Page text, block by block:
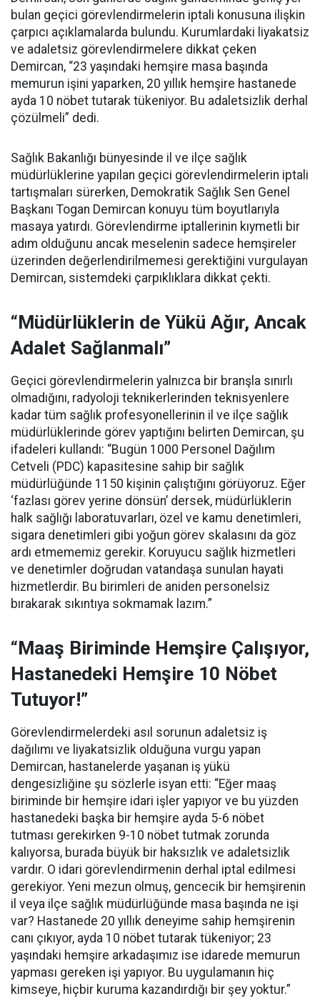
bulan geçici görevlendirmelerin iptali konusuna ilişkin
çarpıcı açıklamalarda bulundu. Kurumlardaki liyakatsiz
ve adaletsiz görevlendirmelere dikkat çeken
Demircan, “23 yaşındaki hemşire masa başında
memurun işini yaparken, 20 yıllık hemşire hastanede
ayda 10 nöbet tutarak tükeniyor. Bu adaletsizlik derhal
çözülmeli” dedi.
Sağlık Bakanlığı bünyesinde il ve ilçe sağlık
müdürlüklerine yapılan geçici görevlendirmelerin iptali
tartışmaları sürerken, Demokratik Sağlık Sen Genel
Başkanı Togan Demircan konuyu tüm boyutlarıyla
masaya yatırdı. Görevlendirme iptallerinin kıymetli bir
adım olduğunu ancak meselenin sadece hemşireler
üzerinden değerlendirilmemesi gerektiğini vurgulayan
Demircan, sistemdeki çarpıklıklara dikkat çekti.
“Müdürlüklerin de Yükü Ağır, Ancak
Adalet Sağlanmalı”
Geçici görevlendirmelerin yalnızca bir branşla sınırlı
olmadığını, radyoloji teknikerlerinden teknisyenlere
kadar tüm sağlık profesyonellerinin il ve ilçe sağlık
müdürlüklerinde görev yaptığını belirten Demircan, şu
ifadeleri kullandı: “Bugün 1000 Personel Dağılım
Cetveli (PDC) kapasitesine sahip bir sağlık
müdürlüğünde 1150 kişinin çalıştığını görüyoruz. Eğer
‘fazlası görev yerine dönsün’ dersek, müdürlüklerin
halk sağlığı laboratuvarları, özel ve kamu denetimleri,
sigara denetimleri gibi yoğun görev skalasını da göz
ardı etmememiz gerekir. Koruyucu sağlık hizmetleri
ve denetimler doğrudan vatandaşa sunulan hayati
hizmetlerdir. Bu birimleri de aniden personelsiz
bırakarak sıkıntıya sokmamak lazım.”
“Maaş Biriminde Hemşire Çalışıyor,
Hastanedeki Hemşire 10 Nöbet
Tutuyor!”
Görevlendirmelerdeki asıl sorunun adaletsiz iş
dağılımı ve liyakatsizlik olduğuna vurgu yapan
Demircan, hastanelerde yaşanan iş yükü
dengesizliğine şu sözlerle isyan etti: “Eğer maaş
biriminde bir hemşire idari işler yapıyor ve bu yüzden
hastanedeki başka bir hemşire ayda 5-6 nöbet
tutması gerekirken 9-10 nöbet tutmak zorunda
kalıyorsa, burada büyük bir haksızlık ve adaletsizlik
vardır. O idari görevlendirmenin derhal iptal edilmesi
gerekiyor. Yeni mezun olmuş, gencecik bir hemşirenin
il veya ilçe sağlık müdürlüğünde masa başında ne işi
var? Hastanede 20 yıllık deneyime sahip hemşirenin
canı çıkıyor, ayda 10 nöbet tutarak tükeniyor; 23
yaşındaki hemşire arkadaşımız ise idarede memurun
yapması gereken işi yapıyor. Bu uygulamanın hiç
kimseye, hiçbir kuruma kazandırdığı bir şey yoktur.”